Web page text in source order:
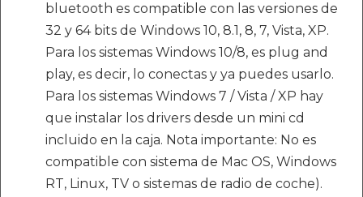
bluetooth es compatible con las versiones de
32 y 64 bits de Windows 10, 8.1, 8, 7, Vista, XP.
Para los sistemas Windows 10/8, es plug and
play, es decir, lo conectas y ya puedes usarlo.
Para los sistemas Windows 7 / Vista / XP hay
que instalar los drivers desde un mini cd
incluido en la caja. Nota importante: No es
compatible con sistema de Mac OS, Windows
RT, Linux, TV o sistemas de radio de coche).